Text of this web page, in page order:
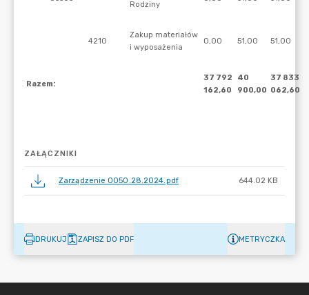
ZAŁĄCZNIKI
Zarządzenie 0050.28.2024.pdf 644.02 KB
DRUKUJ ZAPISZ DO PDF METRYCZKA